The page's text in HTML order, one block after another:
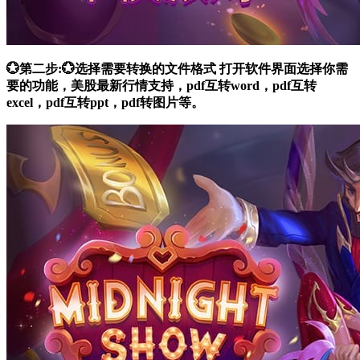
💮第二步:💮选择需要转换的文件格式 打开软件界面选择你需
要的功能，美股最新行情支持，pdf互转word，pdf互转
excel，pdf互转ppt，pdf转图片等。